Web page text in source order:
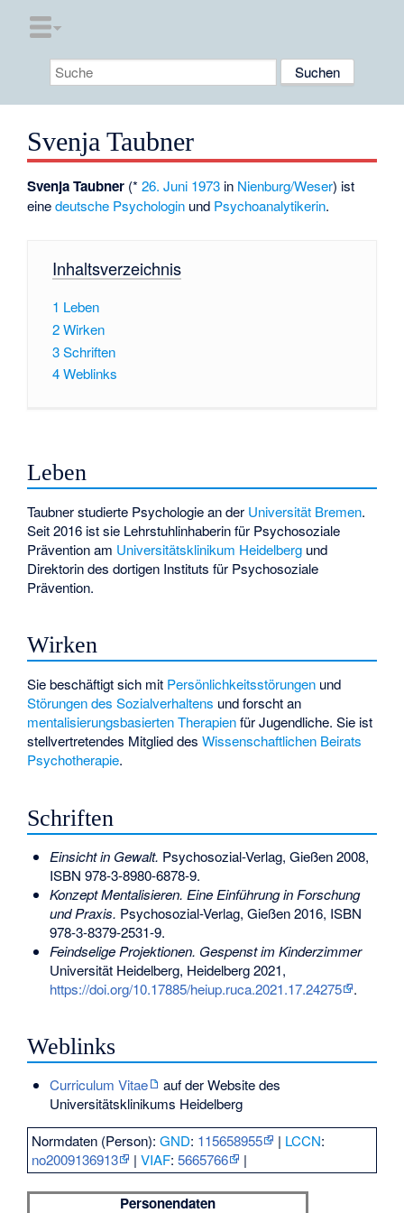
Svenja Taubner
Svenja Taubner (*26. Juni 1973 in Nienburg/Weser) ist
einedeutsche Psychologin und Psychoanalytikerin.
Inhaltsverzeichnis
1 Leben
2Wirken
3Schriften
4Weblinks
Leben
Taubner studierte Psychologie an der Universität Bremen.
Seit 2016 ist sie Lehrstuhlinhaberin für Psychosoziale
Prävention am Universitätsklinikum Heidelberg und
Direktorin des dortigen Instituts für Psychosoziale
Prävention.
Wirken
Sie beschäftigt sich mit Persönlichkeitsstörungen und
Störungen des Sozialverhaltens und forscht an
mentalisierungsbasierten Therapienfür Jugendliche. Sie ist
stellvertretendes Mitglied desWissenschaftlichen Beirats
Psychotherapie.
Schriften
Einsicht in Gewalt. Psychosozial-Verlag, Gießen 2008,
ISBN 978-3-8980-6878-9.
Konzept Mentalisieren. Eine Einführung in Forschung
und Praxis. Psychosozial-Verlag, Gießen 2016, ISBN
978-3-8379-2531-9.
Feindselige Projektionen. Gespenst im Kinderzimmer
Universität Heidelberg, Heidelberg 2021,
https://doi.org/10.17885/heiup.ruca.2021.17.24275
.
Weblinks
Curriculum Vitae
auf der Website des
Universitätsklinikums Heidelberg
Normdaten (Person):GND: 115658955 | LCCN:
no2009136913
|VIAF:5665766 |
Personendaten